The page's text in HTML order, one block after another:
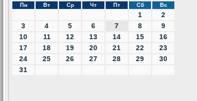
Пн Вт Ср Чт Пт Сб Вс
1
2
3
4 5 6 7 8
9
10
11 12 13 14 15
16
17
18 19 20 21 22
23
24
25 26 27 28 29
30
31